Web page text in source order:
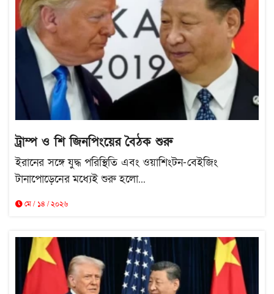
ট্রাম্প ও শি জিনপিংয়ের বৈঠক শুরু
ইরানের সঙ্গে যুদ্ধ পরিস্থিতি এবং ওয়াশিংটন-বেইজিং
টানাপোড়েনের মধ্যেই শুরু হলো...
মে / ১৪ / ২০২৬